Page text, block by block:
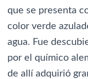
que se presenta
color verde
agua. Fue
por el químico
de allí adquirió